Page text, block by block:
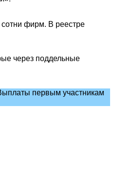
сотни фирм. В реестре
через поддельные
первым участникам